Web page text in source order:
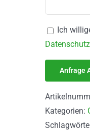
Ich
Kategorien: